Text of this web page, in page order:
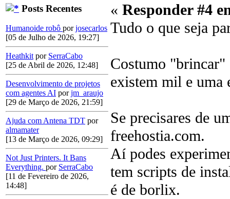
Posts Recentes
Humanoide robô porjosecarlos
[05 de Julho de 2026, 19:27]
Heathkit por SerraCabo
[25 de Abril de 2026, 12:48]
Desenvolvimento de projetos
com agentes AI porjm_araujo
[29 de Março de 2026, 21:59]
Ajuda com Antena TDT por
almamater
[13 de Março de 2026, 09:29]
Not Just Printers. It Bans
Everything. por SerraCabo
[11 de Fevereiro de 2026,
14:48]
« Responder #4
Tudo o que seja
Costumo "brincar"
existem mil e uma
Se precisares de
freehostia.com.
Aí podes
tem scripts de
é de borlix.